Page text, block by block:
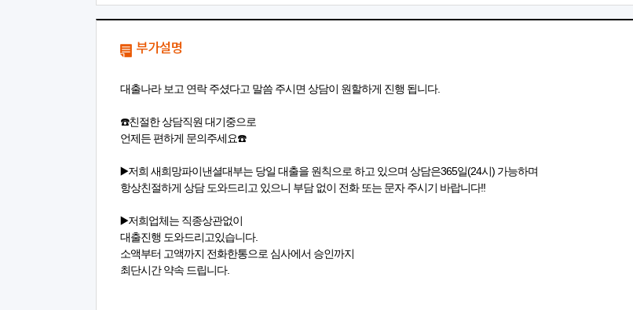
부가설명
대출나라 보고 연락 주셨다고 말씀 주시면 상담이 원할하게 진행 됩니다.
☎️친절한 상담직원 대기중으로
언제든 편하게 문의주세요☎️
▶️저희 새희망파이낸셜대부는 당일 대출을 원칙으로 하고 있으며 상담은365일(24시) 가능하며
항상친절하게 상담 도와드리고 있으니 부담 없이 전화 또는 문자 주시기 바랍니다!!
▶️저희업체는 직종상관없이
대출진행 도와드리고있습니다.
소액부터 고액까지 전화한통으로 심사에서 승인까지
최단시간 약속 드립니다.